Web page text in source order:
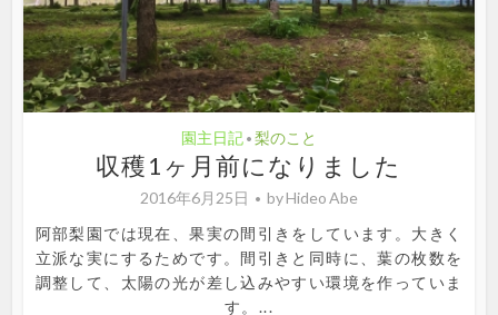
園主日記 • 梨のこと
収穫1ヶ月前になりました
2016年6月25日 byHideo Abe
阿部梨園では現在、果実の間引きをしています。大きく
立派な実にするためです。間引きと同時に、葉の枚数を
調整して、太陽の光が差し込みやすい環境を作っていま
す。...